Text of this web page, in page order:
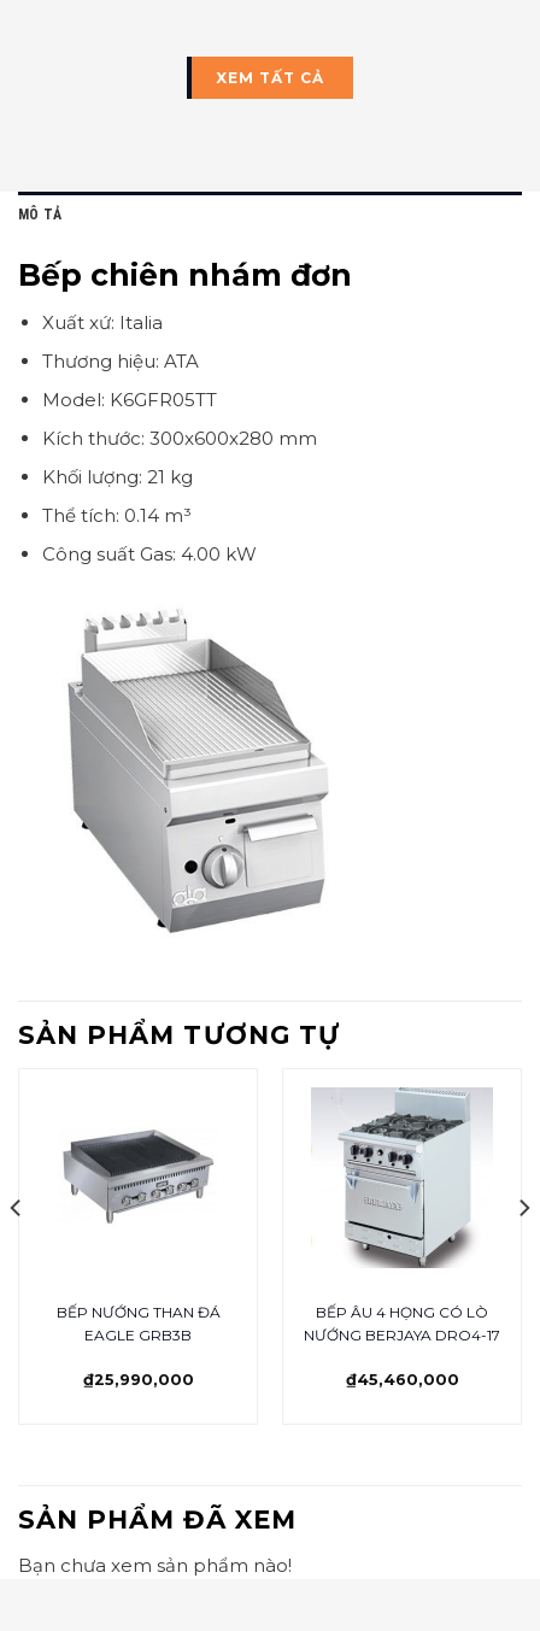
XEM TẤT CẢ
MÔ TẢ
Bếp chiên nhám đơn
Xuất xứ: Italia
Thương hiệu: ATA
Model: K6GFR05TT
Kích thước: 300x600x280 mm
Khối lượng: 21 kg
Thể tích: 0.14 m³
Công suất Gas: 4.00 kW
SẢN PHẨM TƯƠNG TỰ
BẾP NƯỚNG THAN ĐÁ
EAGLE GRB3B
₫25,990,000
BẾP ÂU 4 HỌNG CÓ LÒ
NƯỚNG BERJAYA DRO4-17
₫45,460,000
SẢN PHẨM ĐÃ XEM
Bạn chưa xem sản phẩm nào!